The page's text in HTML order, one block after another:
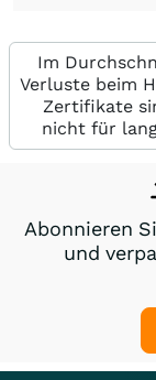
Im
Verluste beim
Zertifikate
nicht für
Abonnieren
und